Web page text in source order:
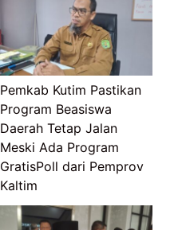
Pemkab Kutim Pastikan
Program Beasiswa
Daerah Tetap Jalan
Meski Ada Program
GratisPoll dari Pemprov
Kaltim